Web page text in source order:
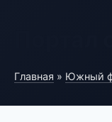
Главная » Южный